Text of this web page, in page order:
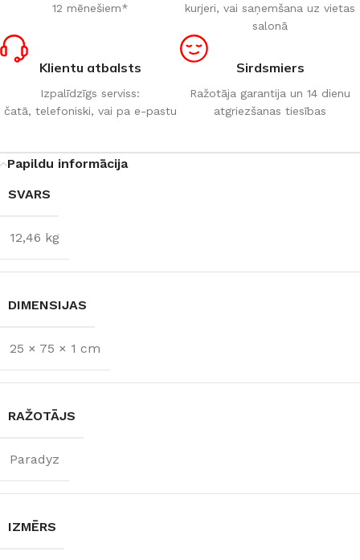
12 mēnešiem*
kurjeri, vai saņemšana uz vietas
salonā
Klientu atbalsts
Izpalīdzīgs serviss:
čatā, telefoniski, vai pa e-pastu
Sirdsmiers
Ražotāja garantija un 14 dienu
atgriezšanas tiesības
Papildu informācija
SVARS
12,46 kg
DIMENSIJAS
25 × 75 × 1 cm
RAŽOTĀJS
Paradyz
IZMĒRS